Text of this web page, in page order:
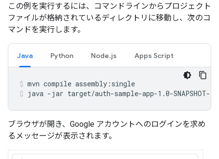
この例を実行するには、コマンドラインからプロジェクト
ファイルが格納されているディレクトリに移動し、次のコ
マンドを実行します。
Java Python Node.js Apps Script
mvn compile assembly:single
java -jar target/auth-sample-app-1.0-
ブラウザが開き、Google アカウントへのログインを求め
るメッセージが表示されます。